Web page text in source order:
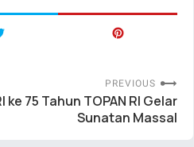
PREVIOUS
ke 75 Tahun TOPAN RI Gelar
Sunatan Massal